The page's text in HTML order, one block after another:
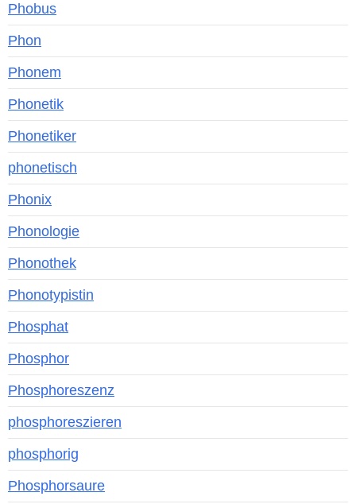
Phobus
Phon
Phonem
Phonetik
Phonetiker
phonetisch
Phonix
Phonologie
Phonothek
Phonotypistin
Phosphat
Phosphor
Phosphoreszenz
phosphoreszieren
phosphorig
Phosphorsaure